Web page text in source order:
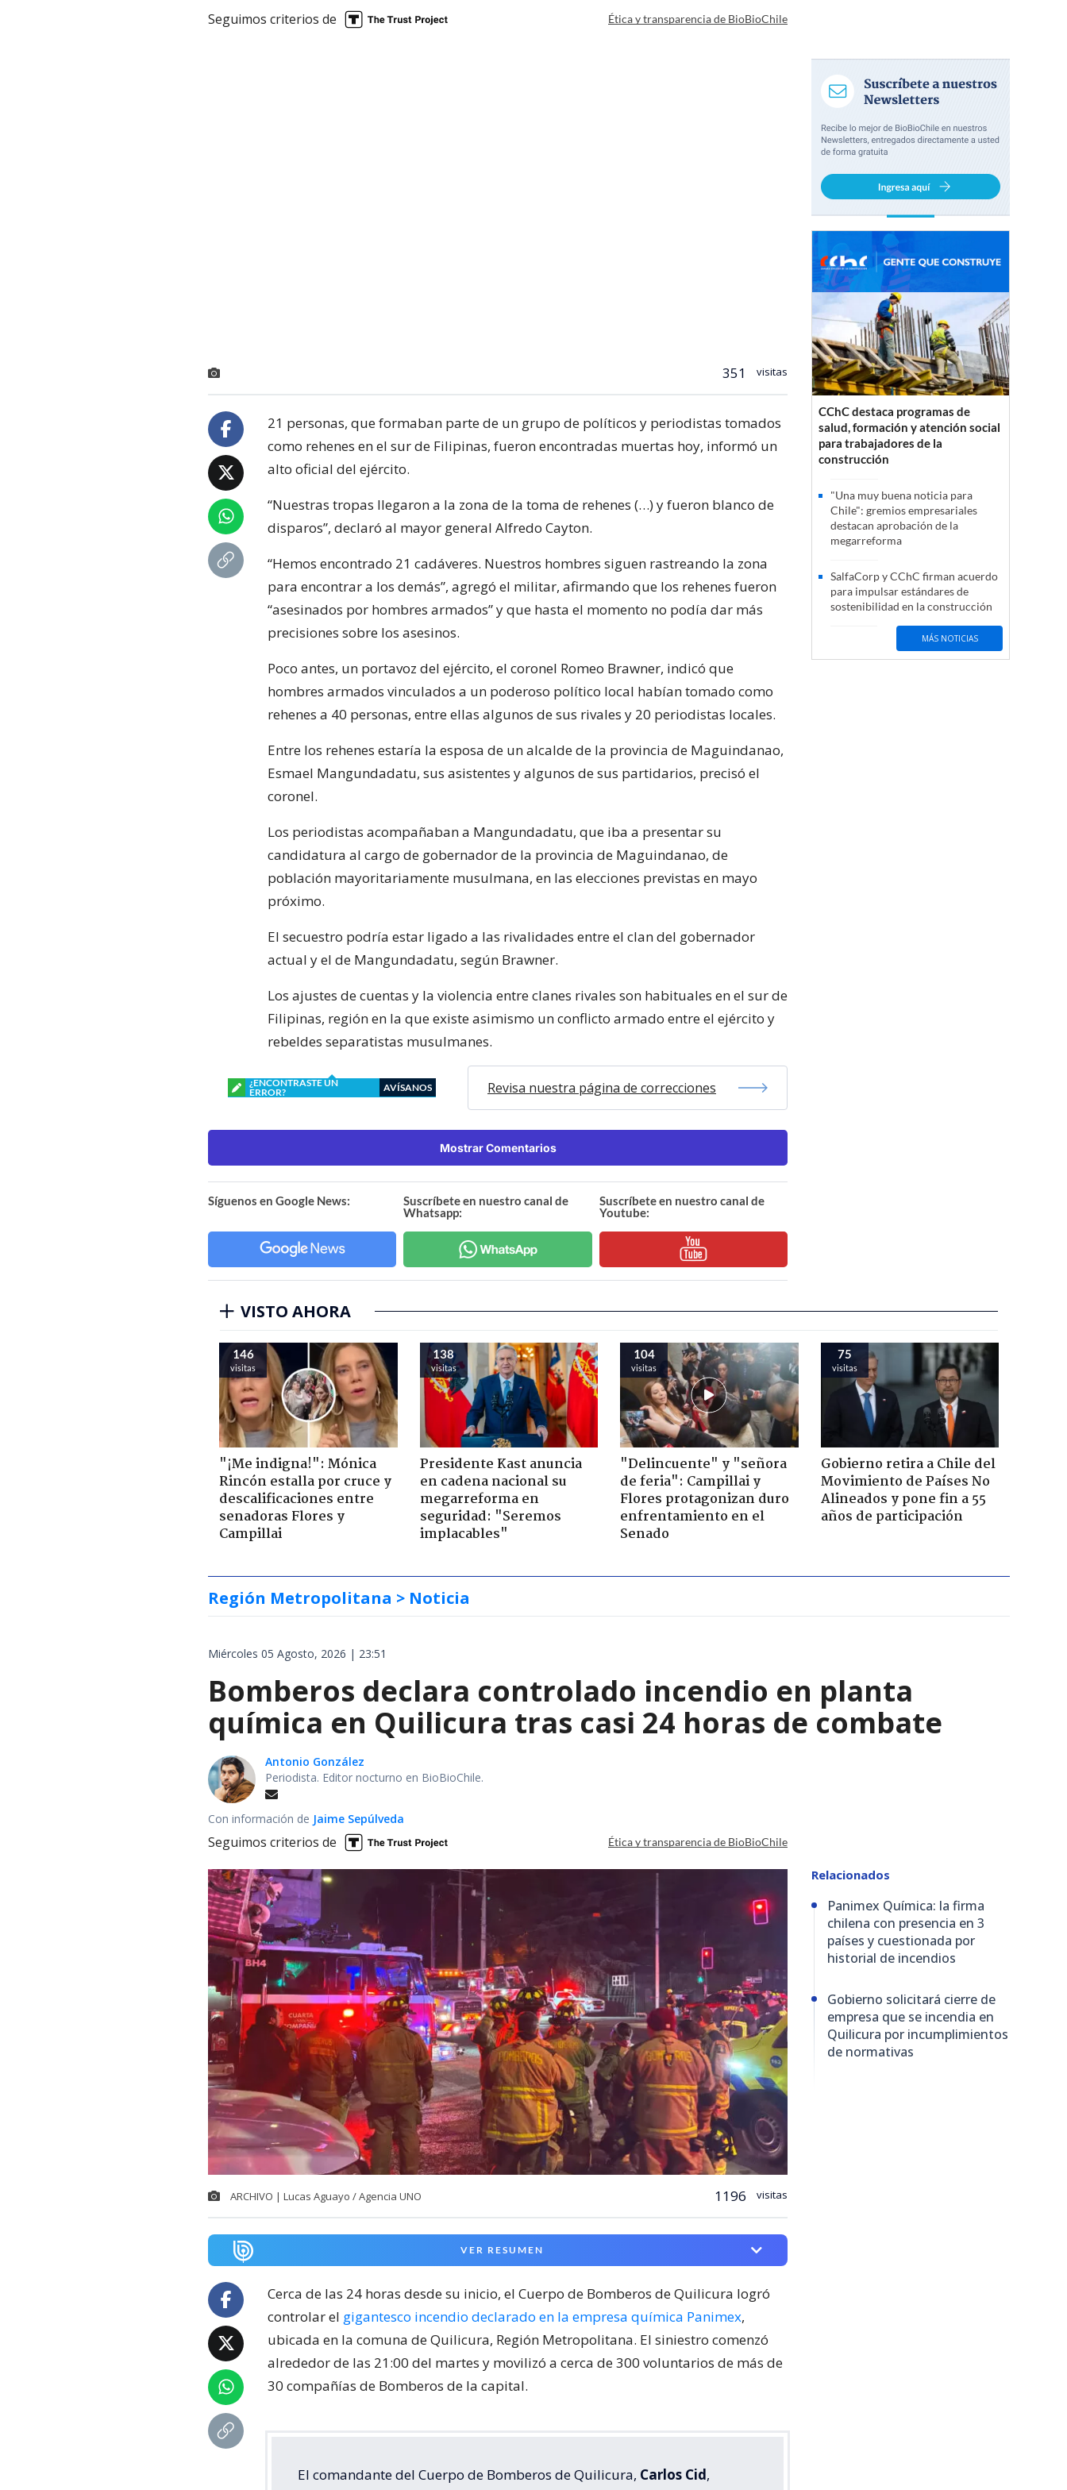
Seguimos criterios de Ética y transparencia de BioBioChile
351 visitas
21 personas, que formaban parte de un grupo de políticos y periodistas tomados
como rehenes en el sur de Filipinas, fueron encontradas muertas hoy, informó un
alto oficial del ejército.
“Nuestras tropas llegaron a la zona de la toma de rehenes (…) y fueron blanco de
disparos”, declaró al mayor general Alfredo Cayton.
“Hemos encontrado 21 cadáveres. Nuestros hombres siguen rastreando la zona
para encontrar a los demás”, agregó el militar, afirmando que los rehenes fueron
“asesinados por hombres armados” y que hasta el momento no podía dar más
precisiones sobre los asesinos.
Poco antes, un portavoz del ejército, el coronel Romeo Brawner, indicó que
hombres armados vinculados a un poderoso político local habían tomado como
rehenes a 40 personas, entre ellas algunos de sus rivales y 20 periodistas locales.
Entre los rehenes estaría la esposa de un alcalde de la provincia de Maguindanao,
Esmael Mangundadatu, sus asistentes y algunos de sus partidarios, precisó el
coronel.
Los periodistas acompañaban a Mangundadatu, que iba a presentar su
candidatura al cargo de gobernador de la provincia de Maguindanao, de
población mayoritariamente musulmana, en las elecciones previstas en mayo
próximo.
El secuestro podría estar ligado a las rivalidades entre el clan del gobernador
actual y el de Mangundadatu, según Brawner.
Los ajustes de cuentas y la violencia entre clanes rivales son habituales en el sur de
Filipinas, región en la que existe asimismo un conflicto armado entre el ejército y
rebeldes separatistas musulmanes.
¿ENCONTRASTE UN
ERROR?
AVÍSANOS Revisa nuestra página de correcciones
Mostrar Comentarios
Síguenos en Google News:
Suscríbete en nuestro canal de
Whatsapp:
Suscríbete en nuestro canal de
Youtube:
CChC destaca programas de
salud, formación y atención social
para trabajadores de la
construcción
"Una muy buena noticia para
Chile": gremios empresariales
destacan aprobación de la
megarreforma
SalfaCorp y CChC firman acuerdo
para impulsar estándares de
sostenibilidad en la construcción
MÁS NOTICIAS
VISTO AHORA
146
visitas
"¡Me indigna!": Mónica
Rincón estalla por cruce y
descalificaciones entre
senadoras Flores y
Campillai
138
visitas
Presidente Kast anuncia
en cadena nacional su
megarreforma en
seguridad: "Seremos
implacables"
104
visitas
"Delincuente" y "señora
de feria": Campillai y
Flores protagonizan duro
enfrentamiento en el
Senado
75
visitas
Gobierno retira a Chile del
Movimiento de Países No
Alineados y pone fin a 55
años de participación
Región Metropolitana > Noticia
Miércoles 05 Agosto, 2026 | 23:51
Bomberos declara controlado incendio en planta
química en Quilicura tras casi 24 horas de combate
Antonio González
Periodista. Editor nocturno en BioBioChile.
Con información de Jaime Sepúlveda
Seguimos criterios de Ética y transparencia de BioBioChile
ARCHIVO | Lucas Aguayo / Agencia UNO 1196 visitas
VER RESUMEN
Cerca de las 24 horas desde su inicio, el Cuerpo de Bomberos de Quilicura logró
controlar el gigantesco incendio declarado en la empresa química Panimex,
ubicada en la comuna de Quilicura, Región Metropolitana. El siniestro comenzó
alrededor de las 21:00 del martes y movilizó a cerca de 300 voluntarios de más de
30 compañías de Bomberos de la capital.
El comandante del Cuerpo de Bomberos de Quilicura, Carlos Cid,
Relacionados
Panimex Química: la firma
chilena con presencia en 3
países y cuestionada por
historial de incendios
Gobierno solicitará cierre de
empresa que se incendia en
Quilicura por incumplimientos
de normativas